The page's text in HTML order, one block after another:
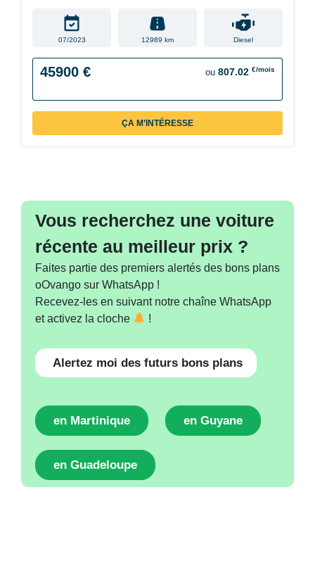
07/2023 12989 km Diesel
45900 € ou 807.02 €/mois
ÇA M’INTÉRESSE
Vous recherchez une voiture
récente au meilleur prix ?
Faites partie des premiers alertés des bons plans
oOvango sur WhatsApp !
Recevez-les en suivant notre chaîne WhatsApp
et activez la cloche
!
Alertez moi des futurs bons plans
en Martinique en Guyane
en Guadeloupe